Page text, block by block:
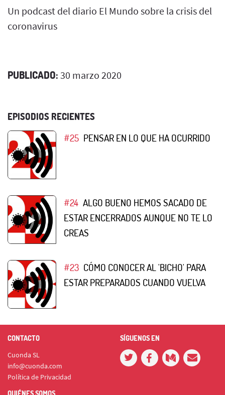
Un podcast del diario El Mundo sobre la crisis del
coronavirus
PUBLICADO: 30 marzo 2020
EPISODIOS RECIENTES
#25 PENSAR EN LO QUE HA OCURRIDO
#24 ALGO BUENO HEMOS SACADO DE
ESTAR ENCERRADOS AUNQUE NO TE LO
CREAS
#23 CÓMO CONOCER AL 'BICHO' PARA
ESTAR PREPARADOS CUANDO VUELVA
CONTACTO
Cuonda SL
info@cuonda.com
Política de Privacidad
SÍGUENOS EN
QUIÉNES SOMOS